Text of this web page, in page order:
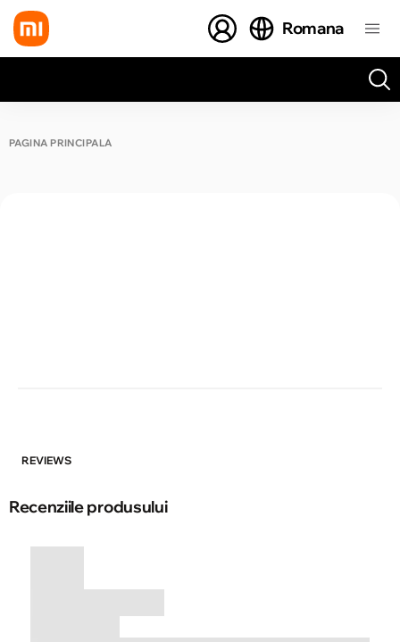
Romana
PAGINA PRINCIPALĂ
REVIEWS
Recenziile produsului